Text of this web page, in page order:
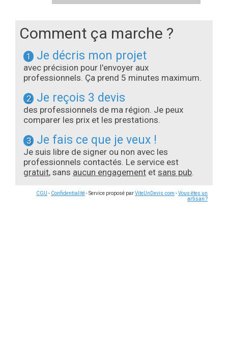
Comment ça marche ?
1 Je décris mon projet
avec précision pour l'envoyer aux
professionnels. Ça prend 5 minutes maximum.
2 Je reçois 3 devis
des professionnels de ma région. Je peux
comparer les prix et les prestations.
3 Je fais ce que je veux !
Je suis libre de signer ou non avec les
professionnels contactés. Le service est
gratuit, sans aucun engagement et sans pub.
CGU - Confidentialité- Service proposé parViteUnDevis.com -Vous êtes un
artisan ?